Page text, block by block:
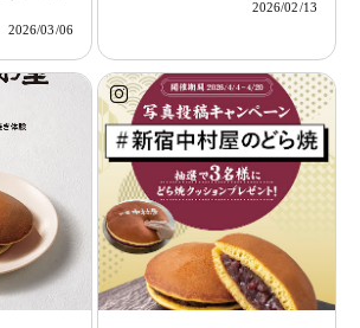
の程よい
。
2026/03/06
宿中村屋のどら焼」を食べ
る際の写真を募集します！
皆さんのお気に入りやおす
すめの食べ方を教えてくだ
さい☺️ 締切：2026年3月15
日（日） 応募方法：
①Instagram で新宿中村屋
【公式
（@nakamuraya_1901）を
2026/02/13